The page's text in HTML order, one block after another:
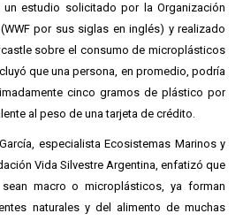
estudio solicitado por la Organización
por sus siglas en inglés) y realizado
sobre el consumo de microplásticos
que una persona, en promedio, podría
cinco gramos de plástico por
al peso de una tarjeta de crédito.
especialista Ecosistemas Marinos y
Vida Silvestre Argentina, enfatizó que
macro o microplásticos, ya forman
naturales y del alimento de muchas